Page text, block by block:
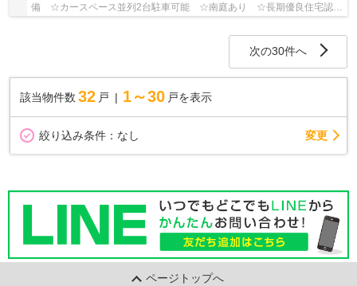
備 ☆カースペース並列2台駐車可能 ☆南庭あり ☆長期優良住宅認定
物件 ☆両面道路につき開放感 ☆コンビニ・ドラッグ...
次の30件へ
該当物件数 32 戸 1～30 戸を表示
絞り込み条件： なし 変更
ページトップへ